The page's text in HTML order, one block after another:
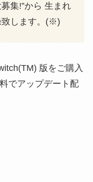
集!”から 生まれ
致します。(※)
版をご購入
でアップデート配